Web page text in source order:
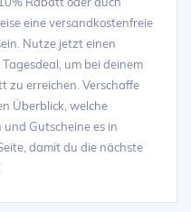
eine versandkostenfreie
Nutze jetzt einen
um bei deinem
zu erreichen. Verschaffe
Überblick, welche
Gutscheine es in
damit du die nächste